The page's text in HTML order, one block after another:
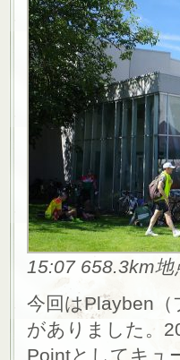
15:07 658.3km地
今回はPlayben
がありました。
Pointとしてキュ